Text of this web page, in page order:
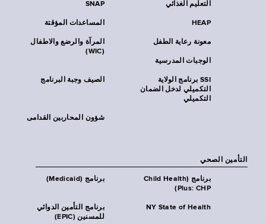
SNAP التعليم الغذائي
المساعدات المؤقتة HEAP
المرآة والرضع والاطفال
(WIC)
معونة رعاية الطفل
الوجبات المدرسية
الصيف وجبة البرنامج
SSI برنامج الولاية
التكميلي لدخل الضمان
التكميلي
شؤون المحاربين القدامى
التأمين الصحي
برنامج (Medicaid)
برنامج (Child Health
Plus: CHP)
برنامج التأمين الدوائي
للمسنين (EPIC)
NY State of Health